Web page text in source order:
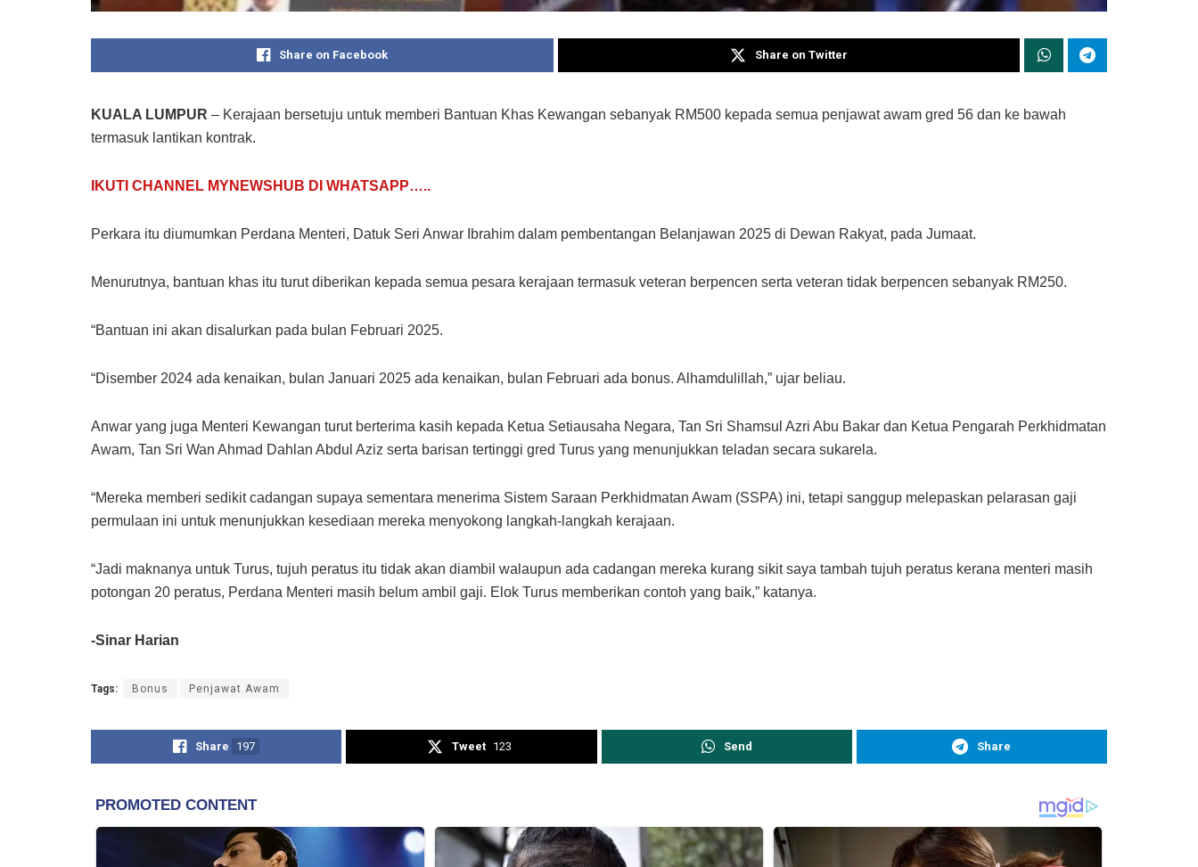
Share on Facebook Share on Twitter
KUALA LUMPUR – Kerajaan bersetuju untuk memberi Bantuan Khas Kewangan sebanyak RM500 kepada semua penjawat awam gred 56 dan ke bawah
termasuk lantikan kontrak.
IKUTI CHANNEL MYNEWSHUB DI WHATSAPP…..
Perkara itu diumumkan Perdana Menteri, Datuk Seri Anwar Ibrahim dalam pembentangan Belanjawan 2025 di Dewan Rakyat, pada Jumaat.
Menurutnya, bantuan khas itu turut diberikan kepada semua pesara kerajaan termasuk veteran berpencen serta veteran tidak berpencen sebanyak RM250.
“Bantuan ini akan disalurkan pada bulan Februari 2025.
“Disember 2024 ada kenaikan, bulan Januari 2025 ada kenaikan, bulan Februari ada bonus. Alhamdulillah,” ujar beliau.
Anwar yang juga Menteri Kewangan turut berterima kasih kepada Ketua Setiausaha Negara, Tan Sri Shamsul Azri Abu Bakar dan Ketua Pengarah Perkhidmatan
Awam, Tan Sri Wan Ahmad Dahlan Abdul Aziz serta barisan tertinggi gred Turus yang menunjukkan teladan secara sukarela.
“Mereka memberi sedikit cadangan supaya sementara menerima Sistem Saraan Perkhidmatan Awam (SSPA) ini, tetapi sanggup melepaskan pelarasan gaji
permulaan ini untuk menunjukkan kesediaan mereka menyokong langkah-langkah kerajaan.
“Jadi maknanya untuk Turus, tujuh peratus itu tidak akan diambil walaupun ada cadangan mereka kurang sikit saya tambah tujuh peratus kerana menteri masih
potongan 20 peratus, Perdana Menteri masih belum ambil gaji. Elok Turus memberikan contoh yang baik,” katanya.
-Sinar Harian
Tags: Bonus Penjawat Awam
Share 197 Tweet 123 Send Share